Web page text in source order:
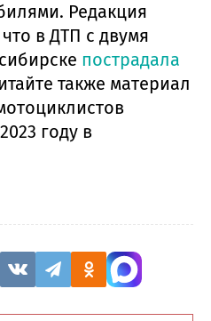
Редакция
в ДТП с двумя
пострадала
также материал
году в